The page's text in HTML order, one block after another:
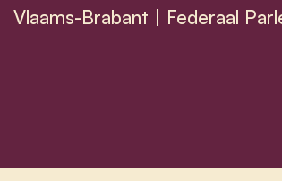
Vlaams-Brabant | Federaal